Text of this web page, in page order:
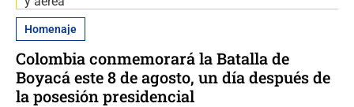
Homenaje
Colombia conmemorará la Batalla de
Boyacá este 8 de agosto, un día después de
la posesión presidencial